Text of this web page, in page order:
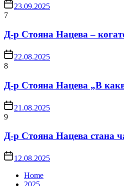
23.09.2025
7
Д-р Стояна Нацева –
22.08.2025
8
Д-р Стояна Нацева „В
21.08.2025
9
Д-р Стояна Нацева стана
12.08.2025
Home
2025